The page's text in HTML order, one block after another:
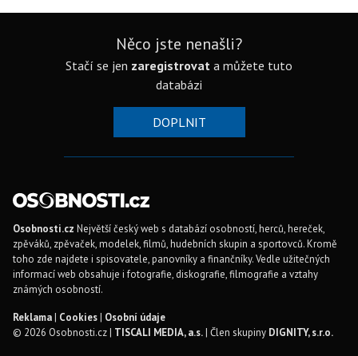
Něco jste nenašli?
Stačí se jen zaregistrovat a můžete tuto
databázi
DOPLNIT
Osobnosti.cz Největší český web s databází osobností, herců, hereček,
zpěváků, zpěvaček, modelek, filmů, hudebních skupin a sportovců. Kromě
toho zde najdete i spisovatele, panovníky a finančníky. Vedle užitečných
informací web obsahuje i fotografie, diskografie, filmografie a vztahy
známých osobností.
Reklama| Cookies| Osobní údaje
© 2026 Osobnosti.cz | TISCALI MEDIA, a.s.| Člen skupiny DIGNITY, s.r.o.